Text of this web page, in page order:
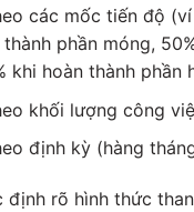
các mốc tiến độ
phần móng,
khi hoàn thành phần
khối lượng công
định kỳ (hàng
định rõ hình thức